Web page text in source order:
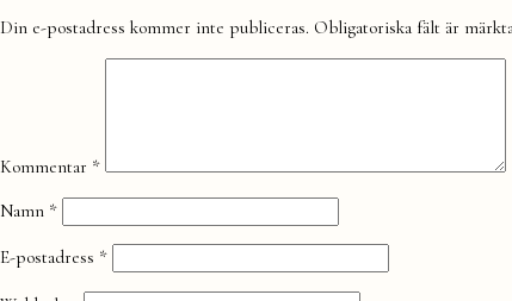
Lämna
Din e-postadress kommer inte publiceras. Obligatoriska fält är
Kommentar *
Namn *
E-postadress *